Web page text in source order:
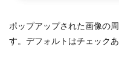
ポップアップされた画像の
す。デフォルトはチェックあ